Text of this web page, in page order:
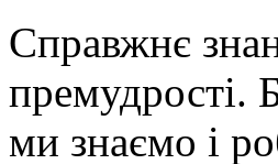
Справжнє
премудрості.
ми знаємо і